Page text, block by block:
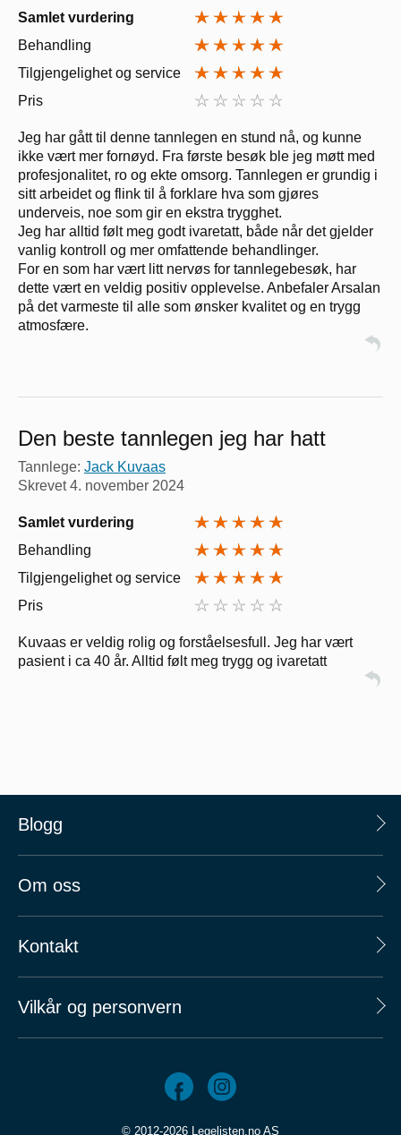
Samlet vurdering
Behandling
Tilgjengelighet og service
Pris
Jeg har gått til denne tannlegen en stund nå, og kunne
ikke vært mer fornøyd. Fra første besøk ble jeg møtt med
profesjonalitet, ro og ekte omsorg. Tannlegen er grundig i
sitt arbeidet og flink til å forklare hva som gjøres
underveis, noe som gir en ekstra trygghet.
Jeg har alltid følt meg godt ivaretatt, både når det gjelder
vanlig kontroll og mer omfattende behandlinger.
For en som har vært litt nervøs for tannlegebesøk, har
dette vært en veldig positiv opplevelse. Anbefaler Arsalan
på det varmeste til alle som ønsker kvalitet og en trygg
atmosfære.
Den beste tannlegen jeg har hatt
Tannlege: Jack Kuvaas
Skrevet4. november 2024
Samlet vurdering
Behandling
Tilgjengelighet og service
Pris
Kuvaas er veldig rolig og forståelsesfull. Jeg har vært
pasient i ca 40 år. Alltid følt meg trygg og ivaretatt
Blogg
Om oss
Kontakt
Vilkår og personvern
© 2012-2026 Legelisten.no AS